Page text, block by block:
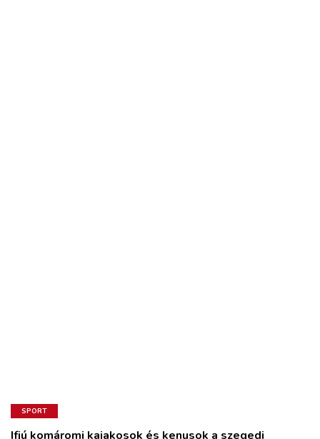
SPORT
Ifjú komáromi kajakosok és kenusok a szegedi